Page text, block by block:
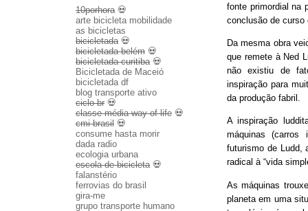
fonte primordial na
conclusão de curso
Da mesma obra
que remete à Ned
não existiu de
inspiração para
da produção fabril.
A inspiração
máquinas (carros
futurismo de Ludd,
radical à “vida
As máquinas
planeta em uma
10porhora💀
arte bicicleta mobilidade
as bicicletas
bicicletada💀
bicicletada belém 💀
bicicletada curitiba💀
Bicicletada de Maceió
bicicletada df
blog transporte ativo
ciclo br 💀
classe média way of life 💀
cmi brasil 💀
consume hasta morir
dada radio
ecologia urbana
escola de bicicleta💀
falanstério
ferrovias do brasil
gira-me
grupo transporte humano